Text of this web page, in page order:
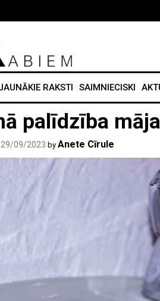
RAKSTI SAIMNIECISKI
palīdzība
29/09/2023 by Anete Cīrule